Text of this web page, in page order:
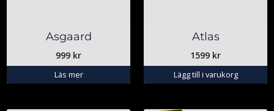
Asgaard
999 kr
Läs mer
Atlas
1599 kr
Lägg till i varukorg